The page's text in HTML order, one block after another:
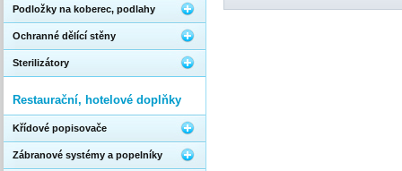
Podložky na koberec, podlahy
Ochranné dělící stěny
Sterilizátory
Restaurační, hotelové doplňky
Křídové popisovače
Zábranové systémy a popelníky